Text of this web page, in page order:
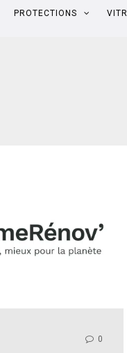
PROTECTIONS
0